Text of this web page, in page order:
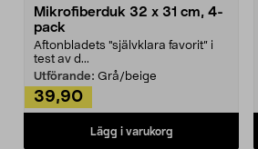
Mikrofiberduk 32 x 31 cm, 4-
pack
Aftonbladets "självklara favorit” i
test av d...
Utförande: Grå/beige
39,90
Lägg i varukorg